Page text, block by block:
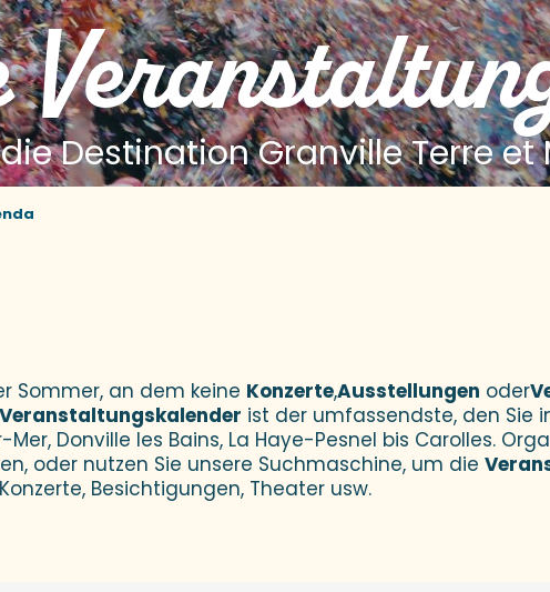
Destination Granville Terre et
aux favoris
Sommer, an dem keine Konzerte,Ausstellungen oder
Veranstaltungskalender ist der umfassendste, den Sie
Donville les Bains, La Haye-Pesnel bis Carolles.
oder nutzen Sie unsere Suchmaschine, um die
Besichtigungen, Theater usw.